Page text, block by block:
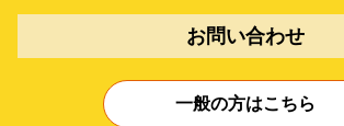
お問い合わせ
一般の方はこちら